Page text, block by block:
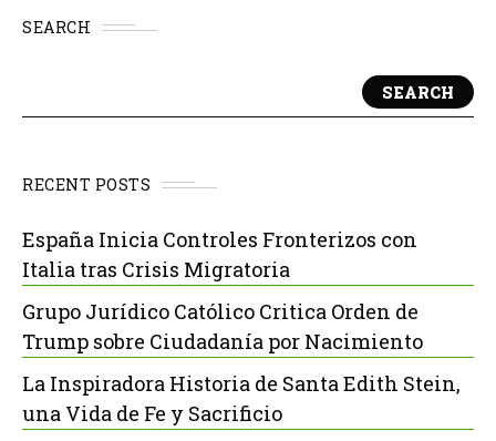
SEARCH
SEARCH
RECENT POSTS
España Inicia Controles Fronterizos con
Italia tras Crisis Migratoria
Grupo Jurídico Católico Critica Orden de
Trump sobre Ciudadanía por Nacimiento
La Inspiradora Historia de Santa Edith Stein,
una Vida de Fe y Sacrificio